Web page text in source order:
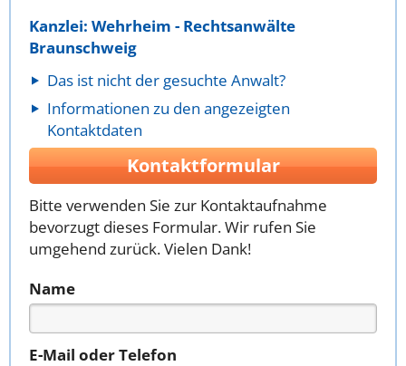
Kanzlei: Wehrheim - Rechtsanwälte
Braunschweig
Das ist nicht der gesuchte Anwalt?
Informationen zu den angezeigten
Kontaktdaten
Kontaktformular
Bitte verwenden Sie zur Kontaktaufnahme
bevorzugt dieses Formular. Wir rufen Sie
umgehend zurück. Vielen Dank!
Name
E-Mail oder Telefon